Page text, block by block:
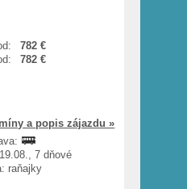
782 €
782 €
a popis zájazdu »
7 dňové
raňajky